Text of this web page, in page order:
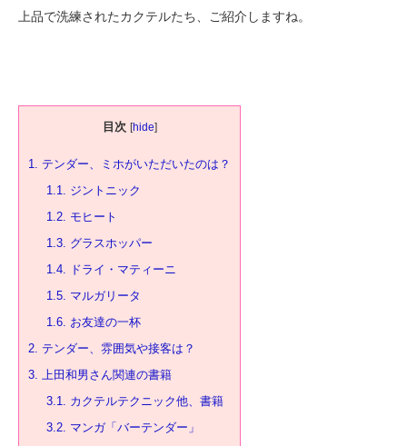
上品で洗練されたカクテルたち、ご紹介しますね。
目次 [hide]
1. テンダー、ミホがいただいたのは？
1.1. ジントニック
1.2. モヒート
1.3. グラスホッパー
1.4. ドライ・マティーニ
1.5. マルガリータ
1.6. お友達の一杯
2. テンダー、雰囲気や接客は？
3. 上田和男さん関連の書籍
3.1. カクテルテクニック他、書籍
3.2. マンガ「バーテンダー」